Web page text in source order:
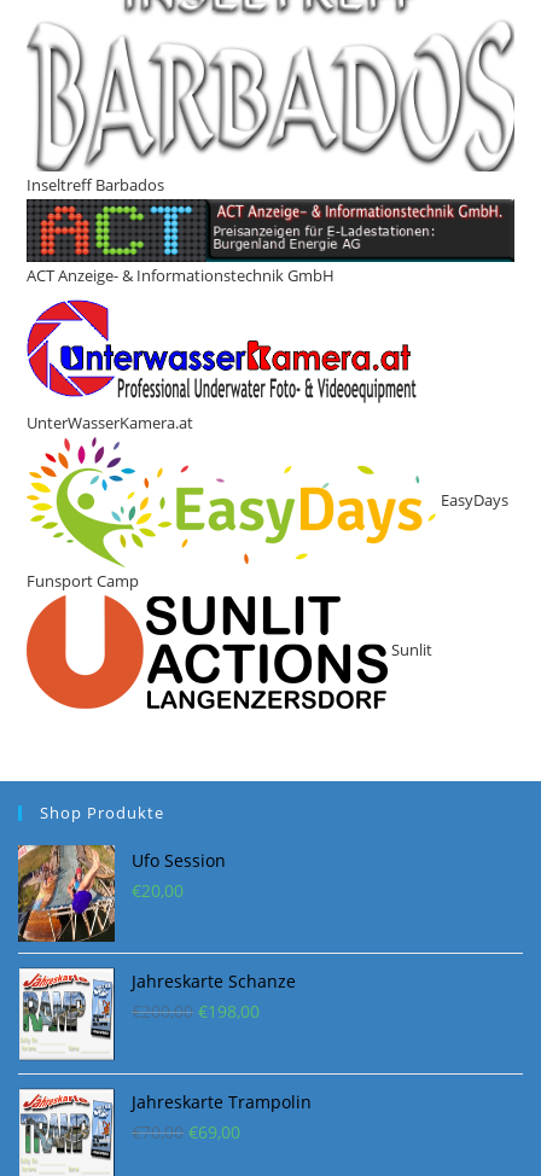
Inseltreff Barbados
ACT Anzeige- & Informationstechnik GmbH
UnterWasserKamera.at
EasyDays
Funsport Camp
Sunlit
Shop Produkte
Ufo Session
€20,00
Jahreskarte Schanze
€200,00 Ursprünglicher
war:
€200,00
€198,00Aktueller
ist:
€198,00.
Jahreskarte Trampolin
€70,00 Ursprünglicher
€69,00Aktueller